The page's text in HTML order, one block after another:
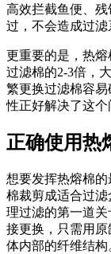
高效拦截鱼便、
过，不会造成过滤
更重要的是，热
过滤棉的2-3倍，
繁更换过滤棉容
性正好解决了这个
正确使用热
想要发挥热熔棉
棉裁剪成适合过
理过滤的第一道
接更换，只需用
体内部的纤维结